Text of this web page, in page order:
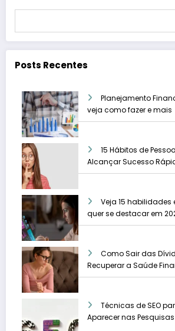
Posts Recentes
Planejamento
veja como fazer e mais
15 Hábitos de
Alcançar Sucesso
Veja 15
quer se destacar em
Como Sair das
Recuperar a Saúde
Técnicas de SEO
Aparecer nas